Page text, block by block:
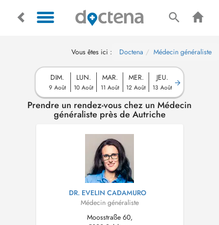
Vous êtes ici : Doctena Médecin généraliste
DIM.
9 Août
LUN.
10 Août
MAR.
11 Août
MER.
12 Août
JEU.
13 Août
Prendre un rendez-vous chez un Médecin
généraliste près de Autriche
DR. EVELIN CADAMURO
Médecin généraliste
Moosstraße 60,